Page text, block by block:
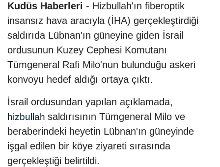
Kudüs Haberleri - Hizbullah'ın fiberoptik
insansız hava aracıyla (İHA) gerçekleştirdiği
saldırıda Lübnan'ın güneyine giden İsrail
ordusunun Kuzey Cephesi Komutanı
Tümgeneral Rafi Milo'nun bulunduğu askeri
konvoyu hedef aldığı ortaya çıktı.
İsrail ordusundan yapılan açıklamada,
hizbullah saldırısının Tümgeneral Milo ve
beraberindeki heyetin Lübnan'ın güneyinde
işgal edilen bir köye ziyareti sırasında
gerçekleştiği belirtildi.